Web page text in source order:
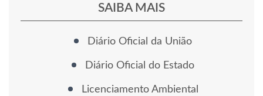
SAIBA MAIS
Diário Oficial da União
Diário Oficial do Estado
Licenciamento Ambiental